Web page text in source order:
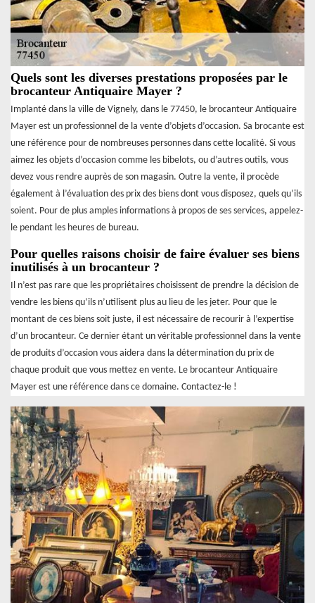
Quels sont les diverses prestations proposées par le
brocanteur Antiquaire Mayer ?
Implanté dans la ville de Vignely, dans le 77450, le brocanteur Antiquaire
Mayer est un professionnel de la vente d’objets d’occasion. Sa brocante est
une référence pour de nombreuses personnes dans cette localité. Si vous
aimez les objets d’occasion comme les bibelots, ou d’autres outils, vous
devez vous rendre auprès de son magasin. Outre la vente, il procède
également à l’évaluation des prix des biens dont vous disposez, quels qu’ils
soient. Pour de plus amples informations à propos de ses services, appelez-
le pendant les heures de bureau.
Pour quelles raisons choisir de faire évaluer ses biens
inutilisés à un brocanteur ?
Il n’est pas rare que les propriétaires choisissent de prendre la décision de
vendre les biens qu’ils n’utilisent plus au lieu de les jeter. Pour que le
montant de ces biens soit juste, il est nécessaire de recourir à l’expertise
d’un brocanteur. Ce dernier étant un véritable professionnel dans la vente
de produits d’occasion vous aidera dans la détermination du prix de
chaque produit que vous mettez en vente. Le brocanteur Antiquaire
Mayer est une référence dans ce domaine. Contactez-le !